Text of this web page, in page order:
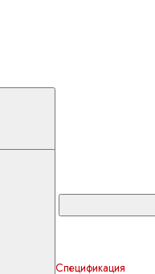
Спецификация